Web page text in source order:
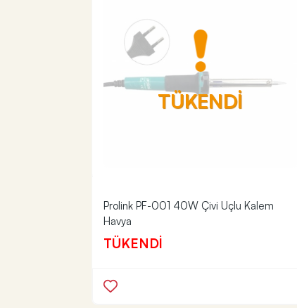
TÜKENDİ
Prolink PF-001 40W Çivi Uçlu Kalem
Havya
TÜKENDİ